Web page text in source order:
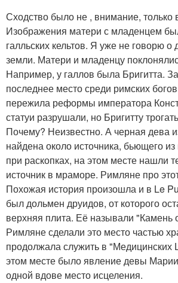
Сходство было не , внимание, только
Изображения матери с младенцем
галльских кельтов. Я уже не говорю о
земли. Матери и младенцу
Например, у галлов была Бригитта.
последнее место среди римских
пережила реформы императора
статуи разрушали, но Бригитту
Почему? Неизвестно. А черная дева
найдена около источника, бьющего
при раскопках, на этом месте нашли
источник в мраморе. Римляне про
Похожая история произошла и в Le
был дольмен друидов, от которого
верхняя плита. Её называли "Камень
Римляне сделали это место частью
продолжала служить в "Медицинских
этом месте было явление девы
одной вдове место исцеления.